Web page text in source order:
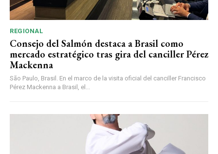
REGIONAL
Consejo del Salmón destaca a Brasil como
mercado estratégico tras gira del canciller Pérez
Mackenna
São Paulo, Brasil. En el marco de la visita oficial del canciller Francisco
Pérez Mackenna a Brasil, el...